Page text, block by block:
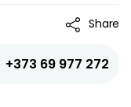
Share
+373 69 977 272